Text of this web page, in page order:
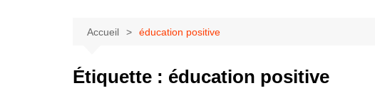
Accueil éducation positive
Étiquette : éducation positive